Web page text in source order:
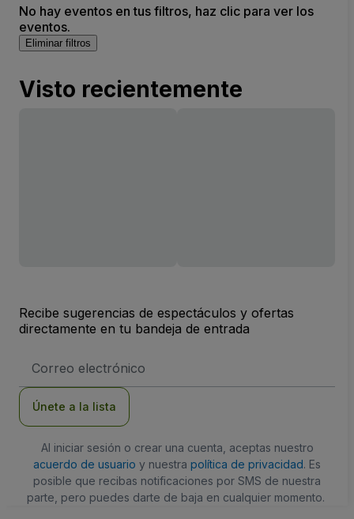
No hay eventos en tus filtros, haz clic para ver los
eventos.
Eliminar filtros
Visto recientemente
Recibe sugerencias de espectáculos y ofertas
directamente en tu bandeja de entrada
de
Únete a la lista
Al iniciar sesión o crear una cuenta, aceptas nuestro
acuerdo de usuario y nuestra política de privacidad. Es
posible que recibas notificaciones por SMS de nuestra
parte, pero puedes darte de baja en cualquier momento.